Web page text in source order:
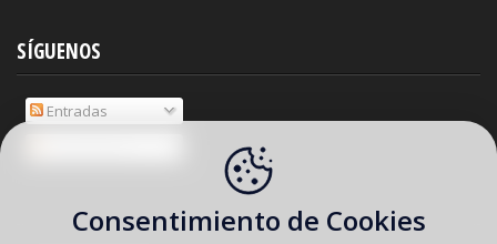
SÍGUENOS
Entradas
Consentimiento de Cookies